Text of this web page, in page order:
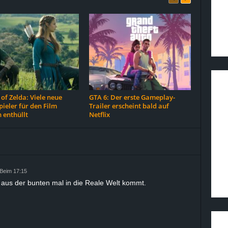
of Zelda: Viele neue
für den Film
enthüllt
GTA 6: Der erste Gameplay-
Trailer erscheint bald auf
Netflix
17:15
der bunten mal in die Reale Welt kommt.